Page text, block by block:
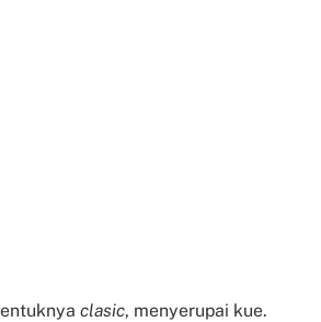
clasic, menyerupai kue.